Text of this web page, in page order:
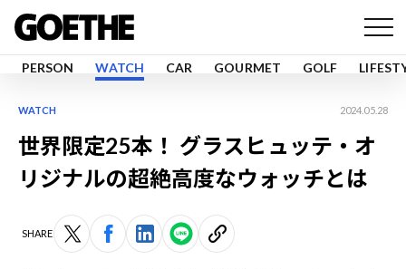
PERSON WATCH CAR GOURMET GOLF
WATCH 2024.05.28
世界限定25本！ グラスヒュッテ・オ
リジナルの超絶高度なウォッチとは
SHARE